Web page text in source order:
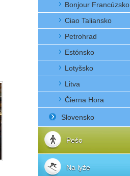
Bonjour Francúzsko
Ciao Taliansko
Petrohrad
Estónsko
Lotyšsko
Litva
Čierna Hora
Slovensko
Pešo
Na lyže